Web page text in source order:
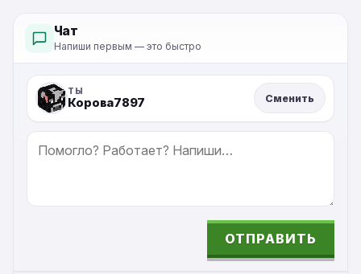
Чат
Напиши первым — это быстро
ТЫ
Корова7897 Сменить
СООБЩЕНИЕ
ОТПРАВИТЬ